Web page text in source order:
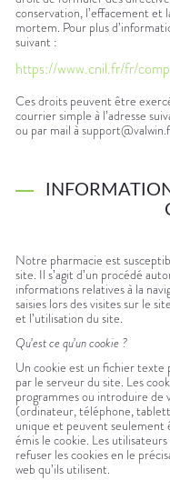
conservation, l’effacement et
mortem. Pour plus
suivant :
https://www.cnil.fr/fr/
Ces droits peuvent être
courrier simple à l’adresse
ou par mail à
Notre pharmacie est
site. Il s’agit d’un procédé
informations relatives à la
saisies lors des visites sur le
et l’utilisation du site.
Qu’est ce qu’un cookie ?
Un cookie est un fichier texte
par le serveur du site. Les
programmes ou introduire de
(ordinateur, téléphone,
unique et peuvent seulement
émis le cookie. Les
refuser les cookies en le
web qu’ils utilisent.